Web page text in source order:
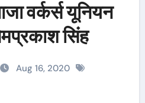
वर्कर्स यूनियन
सिंह
Aug 16, 2020